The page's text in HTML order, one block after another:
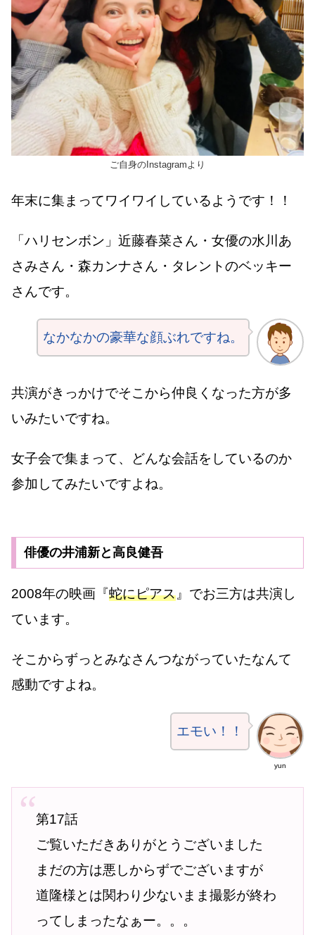
ご自身のInstagramより
年末に集まってワイワイしているようです！！
「ハリセンボン」近藤春菜さん・女優の水川あ
さみさん・森カンナさん・タレントのベッキー
さんです。
なかなかの豪華な顔ぶれですね。
共演がきっかけでそこから仲良くなった方が多
いみたいですね。
女子会で集まって、どんな会話をしているのか
参加してみたいですよね。
俳優の井浦新と高良健吾
2008年の映画『蛇にピアス 』でお三方は共演し
ています。
そこからずっとみなさんつながっていたなんて
感動ですよね。
yun
エモい！！
第17話
ご覧いただきありがとうございました
まだの方は悪しからずでございますが
道隆様とは関わり少ないまま撮影が終わ
ってしまったなぁー。。。